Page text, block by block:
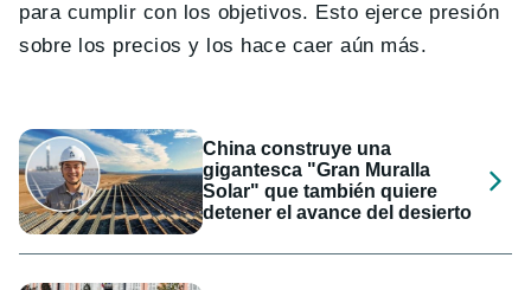
para cumplir con los objetivos. Esto ejerce presión
sobre los precios y los hace caer aún más.
China construye una
gigantesca "Gran Muralla
Solar" que también quiere
detener el avance del desierto